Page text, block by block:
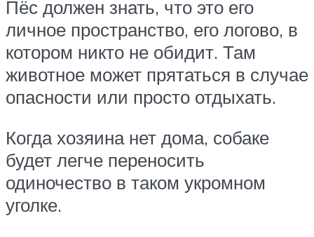
Пёс должен знать, что это его
личное пространство, его логово, в
котором никто не обидит. Там
животное может прятаться в случае
опасности или просто отдыхать.
Когда хозяина нет дома, собаке
будет легче переносить
одиночество в таком укромном
уголке.